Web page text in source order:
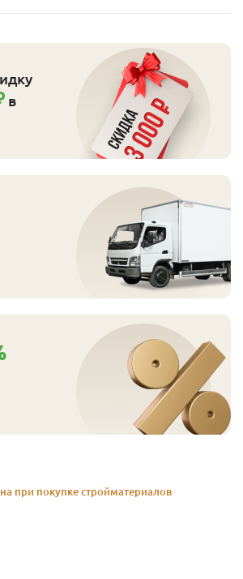
в
при покупке стройматериалов